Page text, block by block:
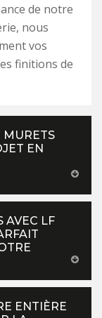
de notre
nous
vos
finitions de
MURETS
EN
AVEC LF
ENTIÈRE